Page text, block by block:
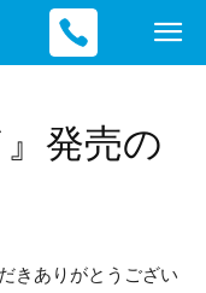
発売の
きありがとうござい